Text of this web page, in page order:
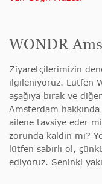
WONDR
Ziyaretçilerimizin
ilgileniyoruz. Lütfen
aşağıya bırak ve
Amsterdam
ailene tavsiye eder
zorunda kaldın mı?
lütfen sabırlı ol,
ediyoruz. Seninki